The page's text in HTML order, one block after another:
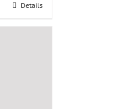
Details